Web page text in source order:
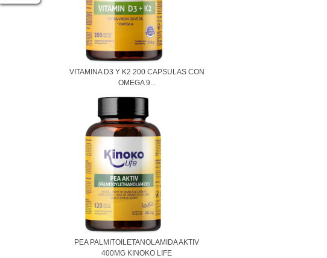
VITAMINA D3 Y K2 200 CAPSULAS CON
OMEGA 9...
PEA PALMITOILETANOLAMIDA AKTIV
400MG KINOKO LIFE